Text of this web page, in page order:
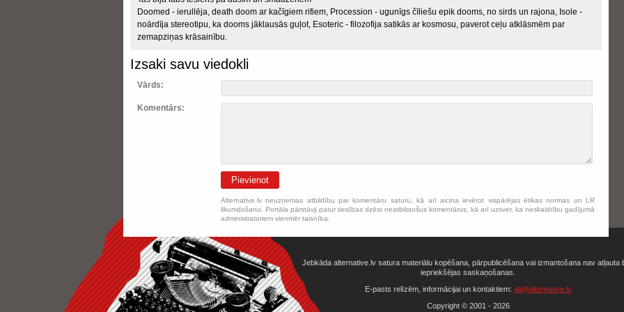
Doomed - ierullēja, death doom ar kačīgiem rifiem, Procession - ugunīgs čīliešu epik dooms, no sirds un rajona, Isole -
noārdīja stereotipu, ka dooms jāklausās guļot, Esoteric - filozofija satikās ar kosmosu, paverot ceļu atklāsmēm par
zemapziņas krāsainību.
Izsaki savu viedokli
Vārds:
Komentārs:
Pievienot
Alternative.lv neuzņemas atbildību par komentāru saturu, kā arī aicina ievērot vispārējas ētikas normas un LR
likumdošanu. Portāla pārstāvji patur tiesības dzēst neatbilstošus komentārus, kā arī uzsver, ka neskaidrību gadījumā
administratoriem vienmēr taisnība.
Jebkāda alternative.lv satura materiālu kopēšana, pārpublicēšana vai izmantošana nav atļauta
iepriekšējas saskaņošanas.
E-pasts relīzēm, informācijai un kontaktiem: alt@alternative.lv
Copyright © 2001 - 2026